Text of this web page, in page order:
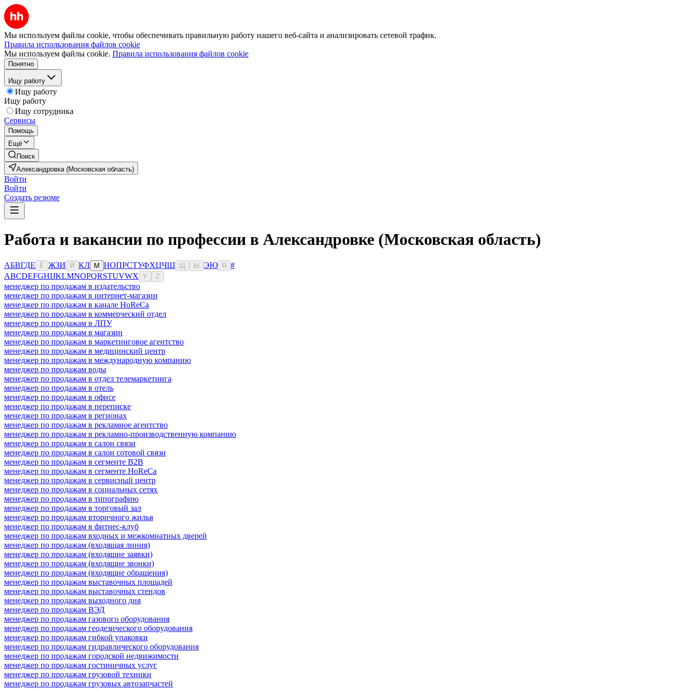
Мы используем файлы cookie, чтобы обеспечивать правильную работу нашего веб-сайта и анализировать сетевой трафик.
Правила использования файлов cookie
Мы используем файлы cookie. Правила использования файлов cookie
Понятно
Ищу работу
Ищу работу
Ищу работу
Ищу сотрудника
Сервисы
Помощь
Ещё
Поиск
Александровка (Московская область)
Войти
Войти
Создать резюме
Работа и вакансии по профессии в Александровке (Московская область)
АБВГДЕ Ё ЖЗИ Й КЛ М НОПРСТУФХЦЧШ Ы ЭЮ Я
#
ABCDEFGHIJKLMNOPQRSTUVWX Y Z
менеджер по продажам в издательство
менеджер по продажам в интернет-магазин
менеджер по продажам в канале HoReCa
менеджер по продажам в коммерческий отдел
менеджер по продажам в ЛПУ
менеджер по продажам в магазин
менеджер по продажам в маркетинговое агентство
менеджер по продажам в медицинский центр
менеджер по продажам в международную компанию
менеджер по продажам воды
менеджер по продажам в отдел телемаркетинга
менеджер по продажам в отель
менеджер по продажам в офисе
менеджер по продажам в переписке
менеджер по продажам в регионах
менеджер по продажам в рекламное агентство
менеджер по продажам в рекламно-производственную компанию
менеджер по продажам в салон связи
менеджер по продажам в салон сотовой связи
менеджер по продажам в сегменте B2B
менеджер по продажам в сегменте HoReCa
менеджер по продажам в сервисный центр
менеджер по продажам в социальных сетях
менеджер по продажам в типографию
менеджер по продажам в торговый зал
менеджер по продажам вторичного жилья
менеджер по продажам в фитнес-клуб
менеджер по продажам входных и межкомнатных дверей
менеджер по продажам (входящая линия)
менеджер по продажам (входящие заявки)
менеджер по продажам (входящие звонки)
менеджер по продажам (входящие обращения)
менеджер по продажам выставочных площадей
менеджер по продажам выставочных стендов
менеджер по продажам выходного дня
менеджер по продажам ВЭД
менеджер по продажам газового оборудования
менеджер по продажам геодезического оборудования
менеджер по продажам гибкой упаковки
менеджер по продажам гидравлического оборудования
менеджер по продажам городской недвижимости
менеджер по продажам гостиничных услуг
менеджер по продажам грузовой техники
менеджер по продажам грузовых автозапчастей